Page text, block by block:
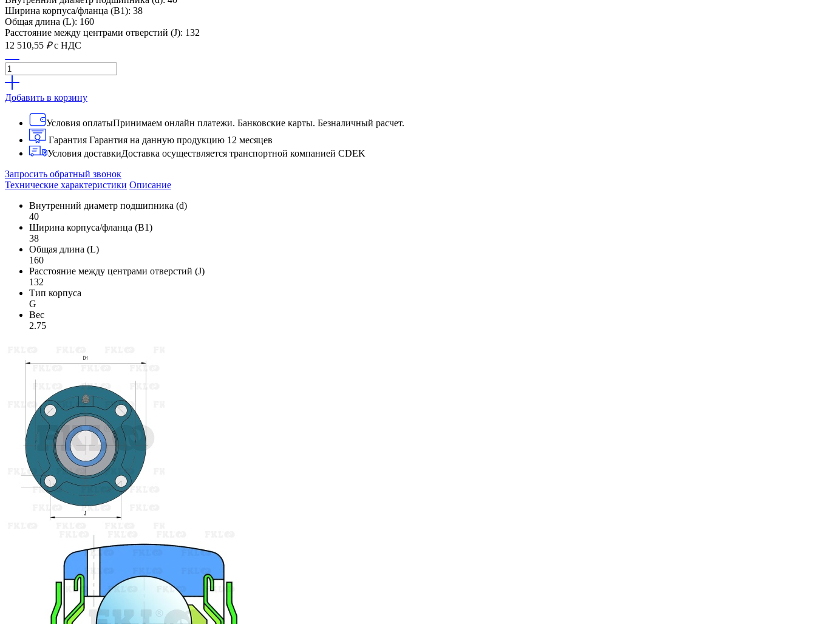
Ширина корпуса/фланца (B1): 38
Общая длина (L): 160
Расстояние между центрами отверстий (J): 132
12 510,55 ₽ с НДС
Добавить в корзину
Условия оплатыПринимаем онлайн платежи. Банковские карты. Безналичный расчет.
Гарантия Гарантия на данную продукцию 12 месяцев
Условия доставкиДоставка осуществляется транспортной компанией CDEK
Запросить обратный звонок
Технические характеристики Описание
Внутренний диаметр подшипника (d)
40
Ширина корпуса/фланца (B1)
38
Общая длина (L)
160
Расстояние между центрами отверстий (J)
132
Тип корпуса
G
Вес
2.75